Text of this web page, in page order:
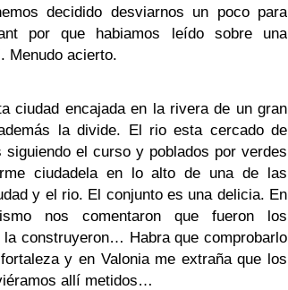
decidido desviarnos un poco para
por que habiamos leído sobre una
Menudo acierto.
ciudad encajada en la rivera de un gran
la divide. El rio esta cercado de
siguiendo el curso y poblados por verdes
ciudadela en lo alto de una de las
y el rio. El conjunto es una delicia. En
nos comentaron que fueron los
la construyeron… Habra que comprobarlo
y en Valonia me extraña que los
allí metidos…